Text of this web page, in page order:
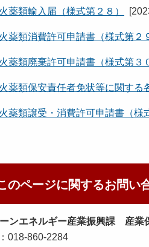
薬類輸入届（様式第２８） [
薬類消費許可申請書（様式第２
薬類廃棄許可申請書（様式第３
薬類保安責任者免状等に関する
薬類譲受・消費許可申請書（様
のページに関するお問い
ンエネルギー産業振興課 産業
018-860-2284